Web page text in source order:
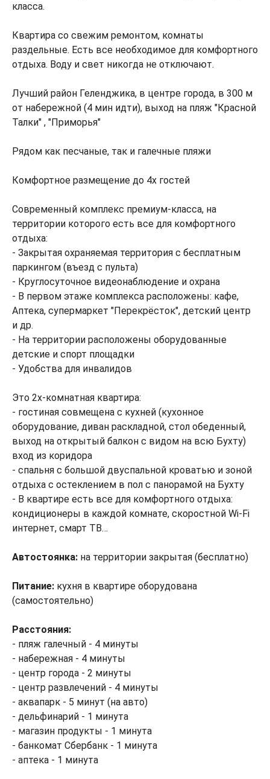
класса.
Квартира со свежим ремонтом, комнаты
раздельные. Есть все необходимое для комфортного
отдыха. Воду и свет никогда не отключают.
Лучший район Геленджика, в центре города, в 300 м
от набережной (4 мин идти), выход на пляж "Красной
Талки" , "Приморья"
Рядом как песчаные, так и галечные пляжи
Комфортное размещение до 4х гостей
Современный комплекс премиум-класса, на
территории которого есть все для комфортного
отдыха:
- Закрытая охраняемая территория с бесплатным
паркингом (въезд с пульта)
- Круглосуточное видеонаблюдение и охрана
- В первом этаже комплекса расположены: кафе,
Аптека, супермаркет "Перекрёсток", детский центр
и др.
- На территории расположены оборудованные
детские и спорт площадки
- Удобства для инвалидов
Это 2х-комнатная квартира:
- гостиная совмещена с кухней (кухонное
оборудование, диван раскладной, стол обеденный,
выход на открытый балкон с видом на всю Бухту)
вход из коридора
- спальня с большой двуспальной кроватью и зоной
отдыха с остеклением в пол с панорамой на Бухту
- В квартире есть все для комфортного отдыха:
кондиционеры в каждой комнате, скоростной Wi-Fi
интернет, смарт ТВ…
Автостоянка: на территории закрытая (бесплатно)
Питание: кухня в квартире оборудована
(самостоятельно)
Расстояния:
- пляж галечный - 4 минуты
- набережная - 4 минуты
- центр города - 2 минуты
- центр развлечений - 4 минуты
- аквапарк - 5 минут (на авто)
- дельфинарий - 1 минута
- магазин продукты - 1 минута
- банкомат Сбербанк - 1 минута
- аптека - 1 минута